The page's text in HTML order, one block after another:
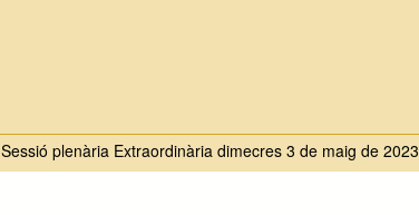
Sessió plenària Extraordinària dimecres 3 de maig de 2023